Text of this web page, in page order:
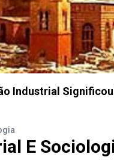
Industrial
E